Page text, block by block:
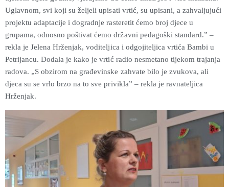
Uglavnom, svi koji su željeli upisati vrtić, su upisani, a zahvaljujući
projektu adaptacije i dogradnje rasteretit ćemo broj djece u
grupama, odnosno poštivat ćemo državni pedagoški standard.” –
rekla je Jelena Hrženjak, voditeljica i odgojiteljica vrtića Bambi u
Petrijancu. Dodala je kako je vrtić radio nesmetano tijekom trajanja
radova. „S obzirom na građevinske zahvate bilo je zvukova, ali
djeca su se vrlo brzo na to sve privikla” – rekla je ravnateljica
Hrženjak.